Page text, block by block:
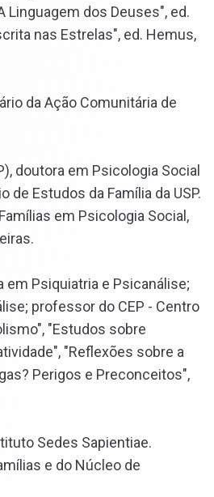
Linguagem dos Deuses", ed.
nas Estrelas", ed. Hemus,
da Ação Comunitária de
doutora em Psicologia Social
de Estudos da Família da USP.
em Psicologia Social,
em Psiquiatria e Psicanálise;
professor do CEP - Centro
"Estudos sobre
"Reflexões sobre a
Perigos e Preconceitos",
Sedes Sapientiae.
e do Núcleo de